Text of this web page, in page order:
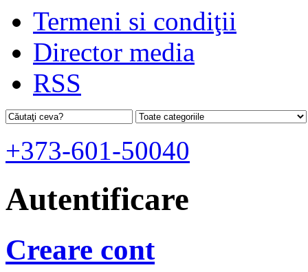
Termeni si condiţii
Director media
RSS
+373-601-50040
Autentificare
Creare cont